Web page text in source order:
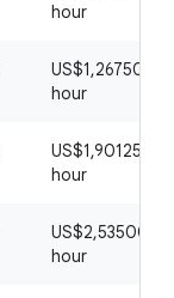
hour
US$1,2675024
hour
US$1,9012536 /
hour
US$2,5350048
hour